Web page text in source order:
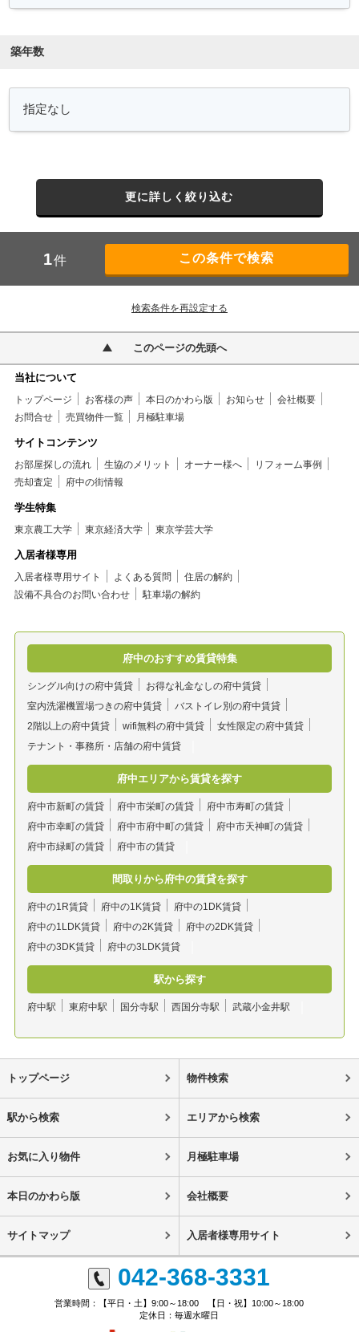
築年数
更に詳しく絞り込む
1件
検索条件を再設定する
このページの先頭へ
当社について
トップページ お客様の声 本日のかわら版 お知らせ
会社概要
お問合せ
売買物件一覧 月極駐車場
サイトコンテンツ
お部屋探しの流れ 生協のメリット オーナー様へ
リフォーム事例
売却査定
府中の街情報
学生特集
東京農工大学 東京経済大学 東京学芸大学
入居者様専用
入居者様専用サイト よくある質問
住居の解約
設備不具合のお問い合わせ
駐車場の解約
府中のおすすめ賃貸特集
シングル向けの府中賃貸
お得な礼金なしの府中賃貸
室内洗濯機置場つきの府中賃貸
バストイレ別の府中賃貸
2階以上の府中賃貸
wifi無料の府中賃貸
女性限定の府中賃貸
テナント・事務所・店舗の府中賃貸
府中エリアから賃貸を探す
府中市新町の賃貸 府中市栄町の賃貸
府中市寿町の賃貸
府中市幸町の賃貸
府中市府中町の賃貸
府中市天神町の賃貸
府中市緑町の賃貸
府中市の賃貸
間取りから府中の賃貸を探す
府中の1R賃貸 府中の1K賃貸
府中の1DK賃貸
府中の1LDK賃貸
府中の2K賃貸
府中の2DK賃貸
府中の3DK賃貸
府中の3LDK賃貸
駅から探す
府中駅 東府中駅 国分寺駅 西国分寺駅 武蔵小金井駅
トップページ 物件検索
駅から検索 エリアから検索
お気に入り物件 月極駐車場
本日のかわら版 会社概要
サイトマップ 入居者様専用サイト
042-368-3331
営業時間：【平日・土】9:00～18:00 【日・祝】10:00～18:00
定休日：毎週水曜日